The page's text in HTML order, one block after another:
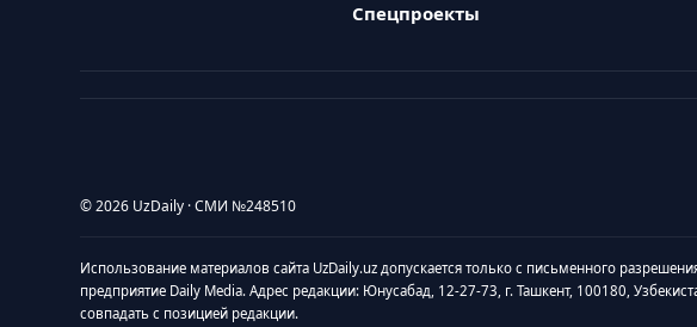
Спецпроекты
© 2026 UzDaily · СМИ №248510
Использование материалов сайта UzDaily.uz допускается только с письменного
предприятие Daily Media. Адрес редакции: Юнусабад, 12-27-73, г. Ташкент, 100180,
совпадать с позицией редакции.